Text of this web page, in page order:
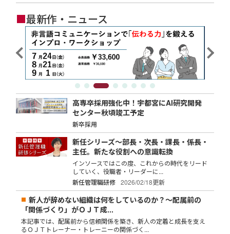
■最新作・ニュース
高専卒採用強化中！宇都宮にAI研究開発
センター秋頃竣工予定
新卒採用
新任シリーズ～部長・次長・課長・係長・
主任。新たな役割への意識転換
インソースではこの度、これからの時代をリード
していく、役職者・リーダーに...
新任管理職研修
2026/02/18更新
新人が辞めない組織は何をしているのか？～配属前の
「関係づくり」がＯＪＴ成...
本記事では、配属前から信頼関係を築き、新人の定着と成長を支え
るＯＪＴトレーナー・トレーニーの関係づく...